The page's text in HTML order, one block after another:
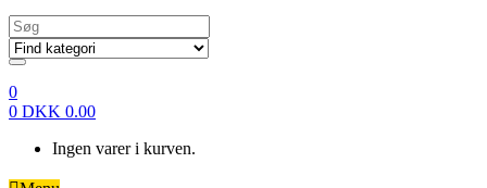
Search
for:
0
0 DKK 0.00
Ingen varer i kurven.